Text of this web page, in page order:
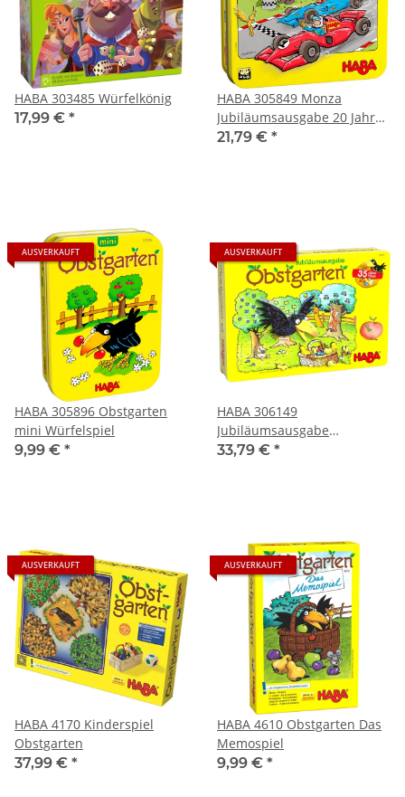
HABA 303485 Würfelkönig
17,99 € *
HABA 305849 Monza
Jubiläumsausgabe 20 Jahre
in der Dose
21,79 € *
AUSVERKAUFT
HABA 305896 Obstgarten
mini Würfelspiel
9,99 € *
AUSVERKAUFT
HABA 306149
Jubiläumsausgabe
Obstgarten
33,79 € *
AUSVERKAUFT
HABA 4170 Kinderspiel
Obstgarten
37,99 € *
AUSVERKAUFT
HABA 4610 Obstgarten Das
Memospiel
9,99 € *